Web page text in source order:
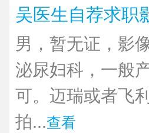
吴医生自荐求职
男，暂无证，影
泌尿妇科，一般
可。迈瑞或者飞
拍...查看